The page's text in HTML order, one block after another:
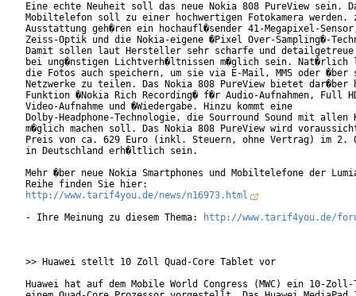
Eine echte Neuheit soll das neue Nokia 808 PureView sein.
Mobiltelefon soll zu einer hochwertigen Fotokamera werden.
Ausstattung geh�ren ein hochaufl�sender 41-Megapixel-
Zeiss-Optik und die Nokia-eigene �Pixel Over-Sampling�-
Damit sollen laut Hersteller sehr scharfe und
bei ung�nstigen Lichtverh�ltnissen m�glich sein. Nat�rlich
die Fotos auch speichern, um sie via E-Mail, MMS oder �ber
Netzwerke zu teilen. Das Nokia 808 PureView bietet dar�ber
Funktion �Nokia Rich Recording� f�r Audio-Aufnahmen, Full
Video-Aufnahme und �Wiedergabe. Hinzu kommt eine
Dolby-Headphone-Technologie, die Sourround Sound mit allen
m�glich machen soll. Das Nokia 808 PureView wird
Preis von ca. 629 Euro (inkl. Steuern, ohne Vertrag) im 2.
in Deutschland erh�ltlich sein.
Mehr �ber neue Nokia Smartphones und Mobiltelefone der
http://www.tarif4you.de/news/n16973.html
- Ihre Meinung zu diesem Thema:
http://www.tarif4you.de/
>> Huawei stellt 10 Zoll Quad-Core Tablet vor
Huawei hat auf dem Mobile World Congress (MWC) ein 10-